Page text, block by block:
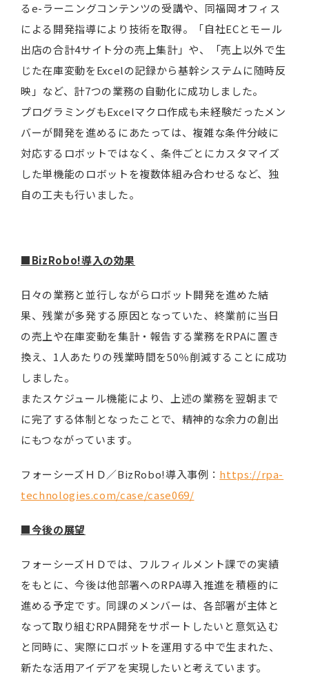
るe-ラーニングコンテンツの受講や、同福岡オフィス
による開発指導により技術を取得。「自社ECとモール
出店の合計4サイト分の売上集計」や、「売上以外で生
じた在庫変動をExcelの記録から基幹システムに随時反
映」など、計7つの業務の自動化に成功しました。
プログラミングもExcelマクロ作成も未経験だったメン
バーが開発を進めるにあたっては、複雑な条件分岐に
対応するロボットではなく、条件ごとにカスタマイズ
した単機能のロボットを複数体組み合わせるなど、独
自の工夫も行いました。
■BizRobo!導入の効果
日々の業務と並行しながらロボット開発を進めた結
果、残業が多発する原因となっていた、終業前に当日
の売上や在庫変動を集計・報告する業務をRPAに置き
換え、1人あたりの残業時間を50％削減することに成功
しました。
またスケジュール機能により、上述の業務を翌朝まで
に完了する体制となったことで、精神的な余力の創出
にもつながっています。
フォーシーズＨＤ／BizRobo!導入事例： https://rpa-
technologies.com/case/case069/
■今後の展望
フォーシーズＨＤでは、フルフィルメント課での実績
をもとに、今後は他部署へのRPA導入推進を積極的に
進める予定です。同課のメンバーは、各部署が主体と
なって取り組むRPA開発をサポートしたいと意気込む
と同時に、実際にロボットを運用する中で生まれた、
新たな活用アイデアを実現したいと考えています。